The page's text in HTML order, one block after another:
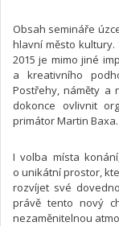
Obsah semináře
hlavní město
2015 je mimo jiné
a kreativního
Postřehy, náměty a
dokonce ovlivnit
primátor Martin Baxa.
I volba místa
o unikátní prostor,
rozvíjet své
právě tento nový
nezaměnitelnou